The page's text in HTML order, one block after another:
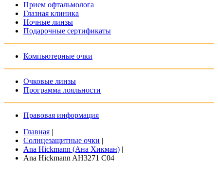
Прием офтальмолога
Глазная клиника
Ночные линзы
Подарочные сертификаты
Компьютерные очки
Очковые линзы
Программа лояльности
Правовая информация
Главная |
Солнцезащитные очки |
Ana Hickmann (Ана Хикман) |
Ana Hickmann AH3271 C04